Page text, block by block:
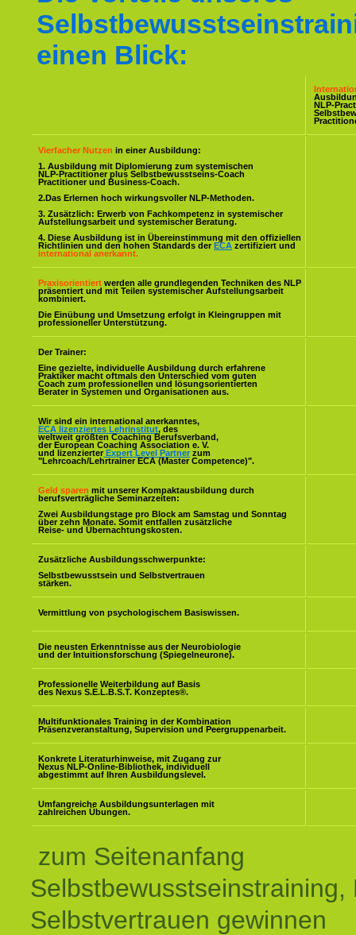
einen Blick:
NLP-
Vierfacher Nutzen in einer Ausbildung:
1. Ausbildung mit Diplomierung zum systemischen
NLP-Practitioner plus Selbstbewusstseins-Coach
Practitioner und Business-Coach.
2.Das Erlernen hoch wirkungsvoller NLP-Methoden.
3. Zusätzlich: Erwerb von Fachkompetenz in systemischer
Aufstellungsarbeit und systemischer Beratung.
4. Diese Ausbildung ist in Übereinstimmung mit den offiziellen
Richtlinien und den hohen Standards der ECA zertifiziert und
international anerkannt.
Praxisorientiert werden alle grundlegenden Techniken des NLP
präsentiert und mit Teilen systemischer Aufstellungsarbeit
kombiniert.
Die Einübung und Umsetzung erfolgt in Kleingruppen mit
professioneller Unterstützung.
Der Trainer:
Eine gezielte, individuelle Ausbildung durch erfahrene
Praktiker macht oftmals den Unterschied vom guten
Coach zum professionellen und lösungsorientierten
Berater in Systemen und Organisationen aus.
Wir sind ein international anerkanntes,
ECA lizenziertes Lehrinstitut, des
weltweit größten Coaching Berufsverband,
der European Coaching Association e. V.
und lizenzierter Expert Level Partner zum
"Lehrcoach/Lehrtrainer ECA (Master Competence)".
Geld sparen mit unserer Kompaktausbildung durch
berufsverträgliche Seminarzeiten:
Zwei Ausbildungstage pro Block am Samstag und Sonntag
über zehn Monate. Somit entfallen zusätzliche
Reise- und Übernachtungskosten.
Zusätzliche Ausbildungsschwerpunkte:
Selbstbewusstsein und Selbstvertrauen
stärken.
Vermittlung von psychologischem Basiswissen.
Die neusten Erkenntnisse aus der Neurobiologie
und der Intuitionsforschung (Spiegelneurone).
Professionelle Weiterbildung auf Basis
des Nexus S.E.L.B.S.T. Konzeptes®.
Multifunktionales Training in der Kombination
Präsenzveranstaltung, Supervision und Peergruppenarbeit.
Konkrete Literaturhinweise, mit Zugang zur
Nexus NLP-Online-Bibliothek, individuell
abgestimmt auf Ihren Ausbildungslevel.
Umfangreiche Ausbildungsunterlagen mit
zahlreichen Übungen.
zum Seitenanfang
Selbstbewusstseinstraining,
Selbstvertrauen gewinnen